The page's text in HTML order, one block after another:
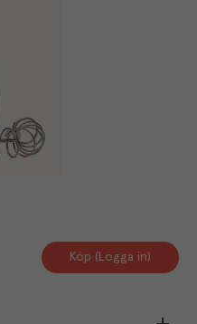
Köp (Logga in)